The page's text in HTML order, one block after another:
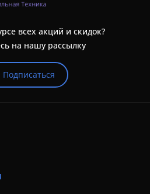
всех акций и скидок?
на нашу рассылку
Подписаться